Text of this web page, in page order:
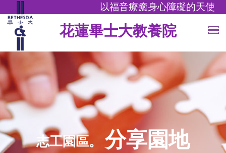
以福音療癒身心障礙的天使
花蓮畢士大教養院
志工園區。 分享園地